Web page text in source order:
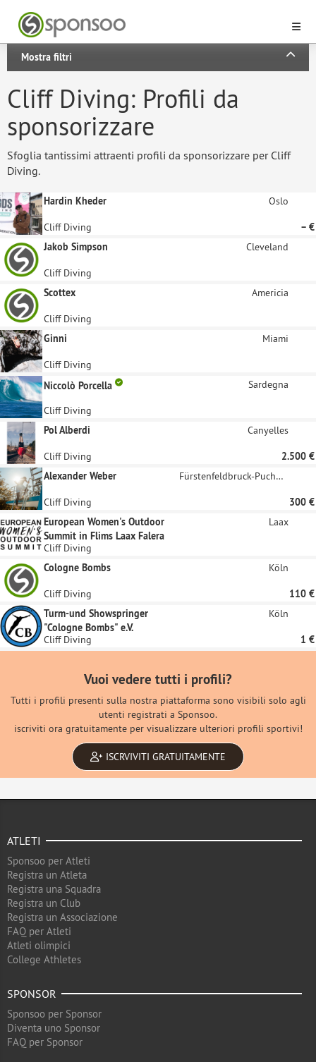
Mostra filtri
Cliff Diving: Profili da
sponsorizzare
Sfoglia tantissimi attraenti profili da sponsorizzare per Cliff
Diving.
Hardin Kheder Oslo
Cliff Diving
– €
Jakob Simpson
Cleveland
Cliff Diving
Scottex
Americia
Cliff Diving
Ginni
Miami
Cliff Diving
Niccolò Porcella
Sardegna
Cliff Diving
Pol Alberdi
Canyelles
Cliff Diving
2.500 €
Alexander Weber
Fürstenfeldbruck-Puchheim, Oberbayern
Cliff Diving
300 €
European Women's Outdoor
Summit in Flims Laax Falera
Laax
Cliff Diving
Cologne Bombs
Köln
Cliff Diving
110 €
Turm-und Showspringer
"Cologne Bombs" e.V.
Köln
Cliff Diving 1 €
Vuoi vedere tutti i profili?
Tutti i profili presenti sulla nostra piattaforma sono visibili solo agli
utenti registrati a Sponsoo.
iscriviti ora gratuitamente per visualizzare ulteriori profili sportivi!
ISCRVIVITI GRATUITAMENTE
ATLETI
Sponsoo per Atleti
Registra un Atleta
Registra una Squadra
Registra un Club
Registra un Associazione
FAQ per Atleti
Atleti olimpici
College Athletes
SPONSOR
Sponsoo per Sponsor
Diventa uno Sponsor
FAQ per Sponsor